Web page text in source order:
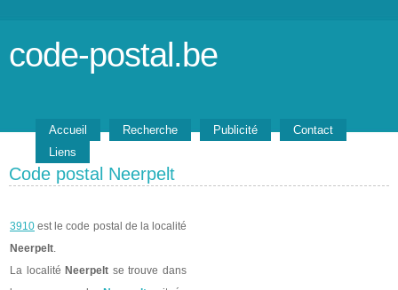
code-postal.be
Accueil Recherche Publicité
Contact
Liens
Code postal Neerpelt
3910 est le code postal de la localité
Neerpelt.
La localité Neerpelt se trouve dans